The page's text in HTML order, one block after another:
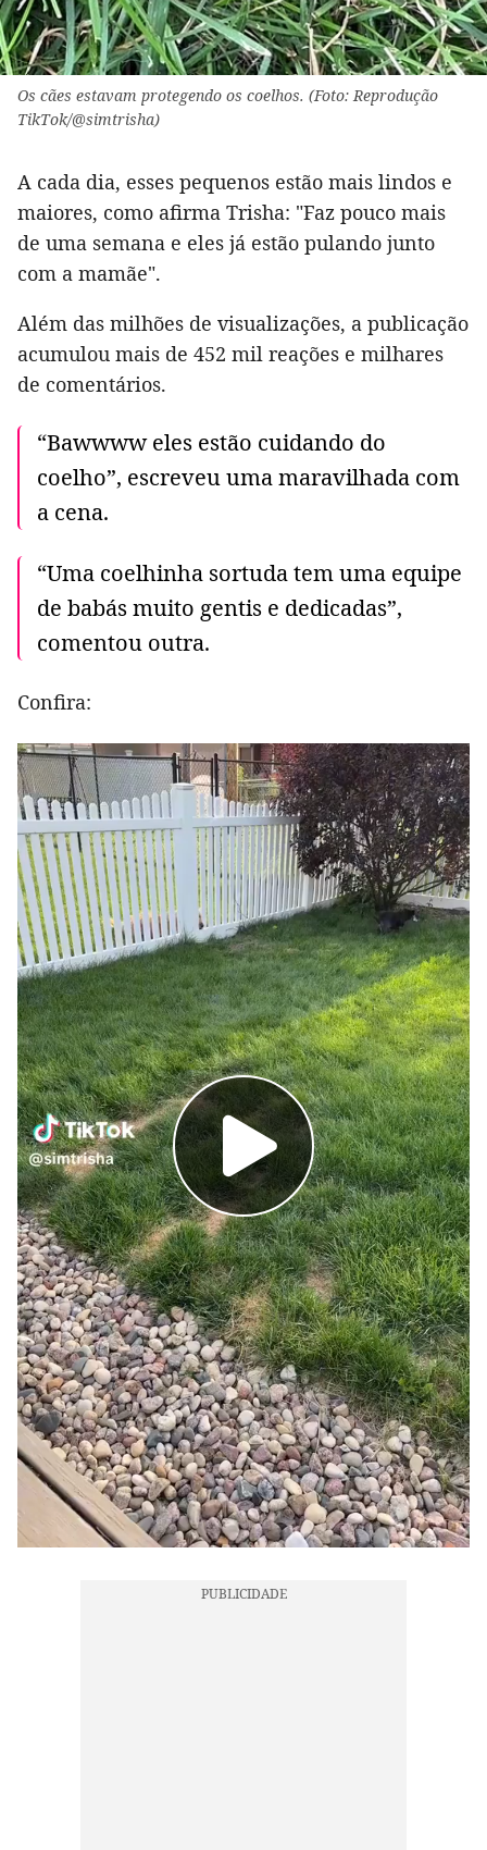
Os cães estavam protegendo os coelhos. (Foto: Reprodução
TikTok/@simtrisha)
A cada dia, esses pequenos estão mais lindos e
maiores, como afirma Trisha: "Faz pouco mais
de uma semana e eles já estão pulando junto
com a mamãe".
Além das milhões de visualizações, a publicação
acumulou mais de 452 mil reações e milhares
de comentários.
“Bawwww eles estão cuidando do
coelho”, escreveu uma maravilhada com
a cena.
“Uma coelhinha sortuda tem uma equipe
de babás muito gentis e dedicadas”,
comentou outra.
Confira: